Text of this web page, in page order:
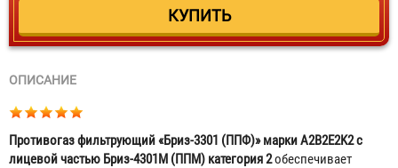
ОПИСАНИЕ
Противогаз фильтрующий «Бриз-3301 (ППФ)» марки А2B2E2K2 с
лицевой частью Бриз-4301М (ППМ) категория 2обеспечивает